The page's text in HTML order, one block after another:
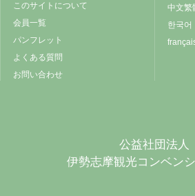
このサイトについて
会員一覧
パンフレット
よくある質問
お問い合わせ
中文繁
한국어
公益社団法人
伊勢志摩観光コンベン